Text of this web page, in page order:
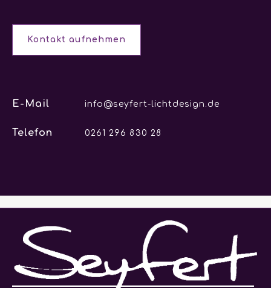
Kontakt aufnehmen
E-Mail info@seyfert-lichtdesign.de
Telefon 0261 296 830 28